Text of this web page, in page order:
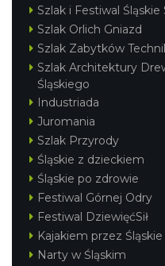
Szlak i Festiwal Śląskie
Szlak Orlich Gniazd
Szlak Zabytków
Szlak Architektury
Śląskiego
Industriada
Juromania
Szlak Przyrody
Śląskie z dzieckiem
Śląskie po zdrowie
Festiwal Górnej Odry
Festiwal DziewięćSił
Kajakiem przez Śląskie
Narty w Śląskim